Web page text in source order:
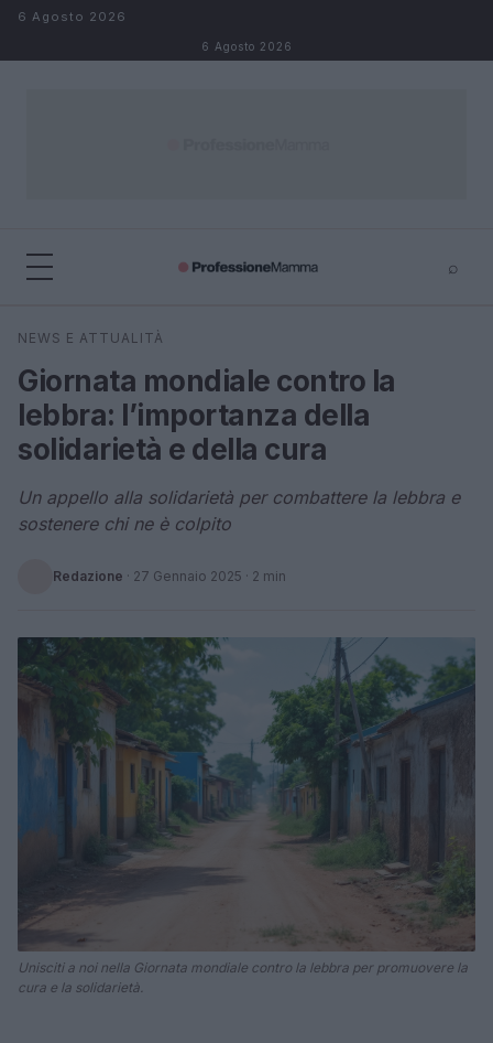
Salta al contenuto
6 Agosto 2026
6 Agosto 2026
⌕
Cerca
NEWS E ATTUALITÀ
Giornata mondiale contro la
lebbra: l’importanza della
solidarietà e della cura
Un appello alla solidarietà per combattere la lebbra e
sostenere chi ne è colpito
Redazione · 27 Gennaio 2025 · 2 min
Unisciti a noi nella Giornata mondiale contro la lebbra per promuovere la
cura e la solidarietà.